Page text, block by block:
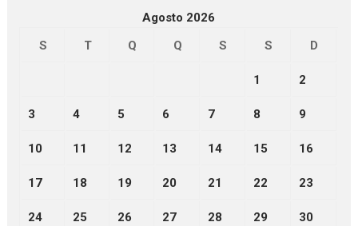
Agosto 2026
S
T Q Q S S D
1 2
3 4 5 6 7 8 9
10 11 12 13 14 15 16
17 18 19 20 21 22 23
24 25 26 27 28 29 30